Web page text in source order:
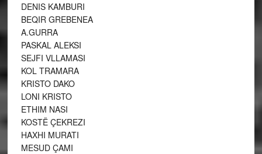
DENIS KAMBURI
BEQIR GREBENEA
A.GURRA
PASKAL ALEKSI
SEJFI VLLAMASI
KOL TRAMARA
KRISTO DAKO
LONI KRISTO
ETHIM NASI
KOSTË ÇEKREZI
HAXHI MURATI
MESUD ÇAMI